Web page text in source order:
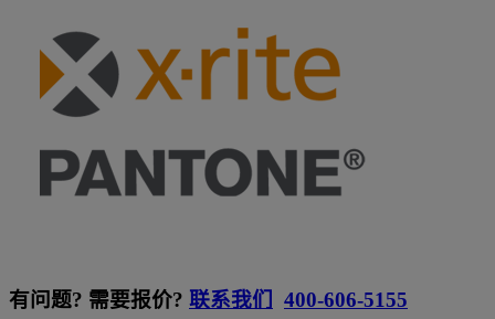
有问题? 需要报价? 联系我们 400-606-5155